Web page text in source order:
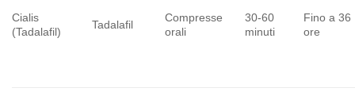
Cialis
(Tadalafil)
Tadalafil
Compresse
orali
30-60
minuti
Fino a 36
ore